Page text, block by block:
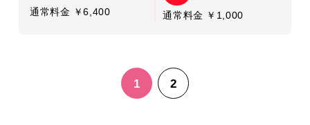
通常料金 ￥6,400 通常料金 ￥1,000
1 2